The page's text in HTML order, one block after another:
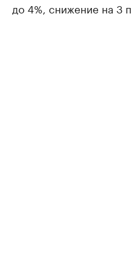
до 4%, снижение на 3